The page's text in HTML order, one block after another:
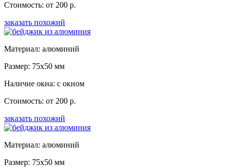
Стоимость: от 200 р.
заказать похожий
Материал: алюминий
Размер: 75x50 мм
Наличие окна: с окном
Стоимость: от 200 р.
заказать похожий
Материал: алюминий
Размер: 75x50 мм